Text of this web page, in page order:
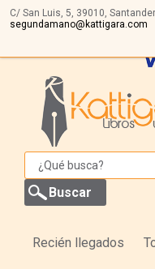
C/ San Luis, 5, 39010,
segundamano@kattigara.com
Recién llegados